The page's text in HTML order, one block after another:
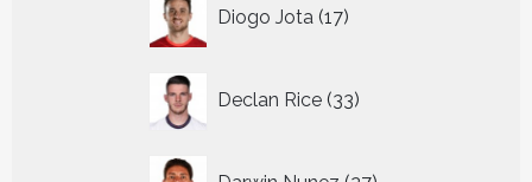
Diogo Jota 17
producten
Declan Rice 33
producten